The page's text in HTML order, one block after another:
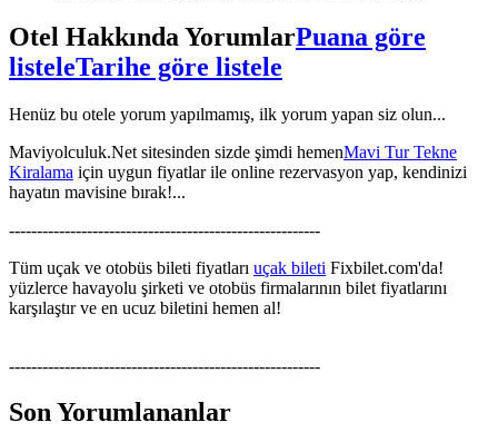
Otel Hakkında YorumlarPuana göre
listeleTarihe göre listele
Henüz bu otele yorum yapılmamış, ilk yorum yapan siz olun...
Maviyolculuk.Net sitesinden sizde şimdi hemenMavi Tur Tekne
Kiralama için uygun fiyatlar ile online rezervasyon yap, kendinizi
hayatın mavisine bırak!...
--------------------------------------------------------
Tüm uçak ve otobüs bileti fiyatları uçak bileti Fixbilet.com'da!
yüzlerce havayolu şirketi ve otobüs firmalarının bilet fiyatlarını
karşılaştır ve en ucuz biletini hemen al!
--------------------------------------------------------
Son Yorumlananlar